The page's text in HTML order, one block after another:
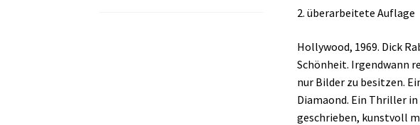
2. überarbeitete Auflage
Hollywood, 1969. Dick
Schönheit. Irgendwann
nur Bilder zu besitzen.
Diamaond. Ein Thriller
geschrieben, kunstvoll